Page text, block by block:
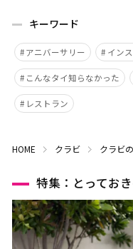
キーワード
アニバーサリー イン
こんなタイ知らなかった
レストラン
HOME クラビ クラビ
特集：とってお